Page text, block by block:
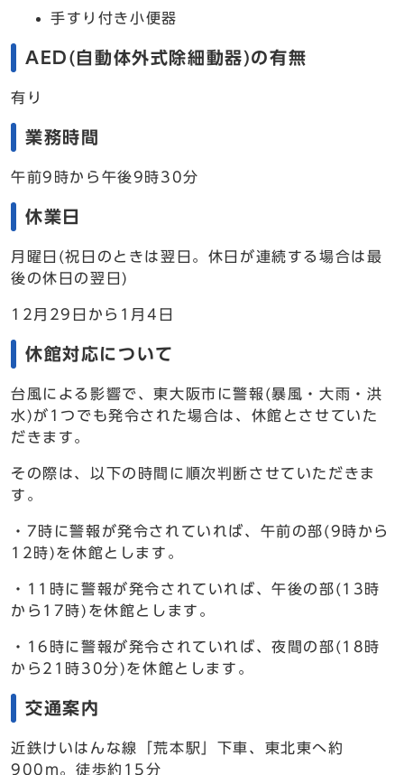
手すり付き小便器
AED(自動体外式除細動器)の有無
有り
業務時間
午前9時から午後9時30分
休業日
月曜日(祝日のときは翌日。休日が連続する場合は最
後の休日の翌日)
12月29日から1月4日
休館対応について
台風による影響で、東大阪市に警報(暴風・大雨・洪
水)が1つでも発令された場合は、休館とさせていた
だきます。
その際は、以下の時間に順次判断させていただきま
す。
・7時に警報が発令されていれば、午前の部(9時から
12時)を休館とします。
・11時に警報が発令されていれば、午後の部(13時
から17時)を休館とします。
・16時に警報が発令されていれば、夜間の部(18時
から21時30分)を休館とします。
交通案内
近鉄けいはんな線「荒本駅」下車、東北東へ約
900m。徒歩約15分